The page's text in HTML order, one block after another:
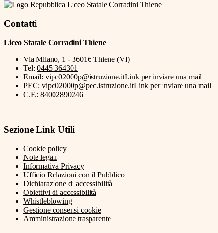
Liceo Statale Corradini Thiene
Contatti
Liceo Statale Corradini Thiene
Via Milano, 1 - 36016 Thiene (VI)
Tel: 0445 364301
Email: vipc02000p@istruzione.itLink per inviare una mail
PEC: vipc02000p@pec.istruzione.itLink per inviare una mail
C.F.: 84002890246
Sezione Link Utili
Cookie policy
Note legali
Informativa Privacy
Ufficio Relazioni con il Pubblico
Dichiarazione di accessibilità
Obiettivi di accessibilità
Whistleblowing
Gestione consensi cookie
Amministrazione trasparente